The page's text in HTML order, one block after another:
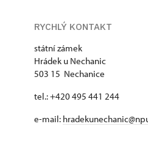
RYCHLÝ KONTAKT
státní zámek
Hrádek u Nechanic
503 15 Nechanice
tel.: +420 495 441 244
e-mail: